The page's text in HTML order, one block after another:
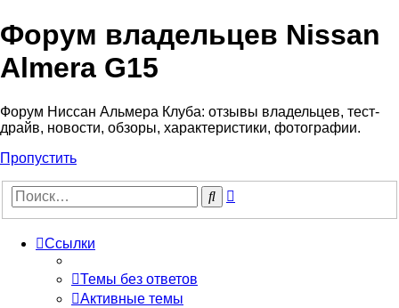
Форум владельцев Nissan
Almera G15
Форум Ниссан Альмера Клуба: отзывы владельцев, тест-
драйв, новости, обзоры, характеристики, фотографии.
Пропустить
Поиск
Ссылки
Темы без ответов
Активные темы